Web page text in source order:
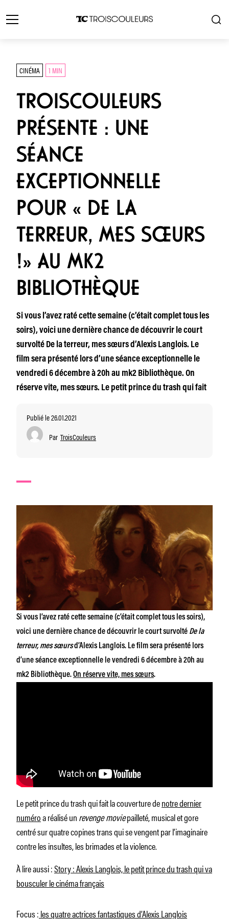
CINÉMA 1 MIN
TROISCOULEURS
PRÉSENTE : UNE
SÉANCE
EXCEPTIONNELLE
POUR « DE LA
TERREUR, MES SŒURS
!» AU MK2
BIBLIOTHÈQUE
Si vous l’avez raté cette semaine (c’était complet tous les
soirs), voici une dernière chance de découvrir le court
survolté De la terreur, mes sœurs d’Alexis Langlois. Le
film sera présenté lors d’une séance exceptionnelle le
vendredi 6 décembre à 20h au mk2 Bibliothèque. On
réserve vite, mes sœurs. Le petit prince du trash qui fait
Publié le 26.01.2021
Par TroisCouleurs
Si vous l’avez raté cette semaine (c’était complet tous les soirs),
voici une dernière chance de découvrir le court survolté De la
terreur, mes sœursd’Alexis Langlois. Le film sera présenté lors
d’une séance exceptionnelle le vendredi 6 décembre à 20h au
mk2 Bibliothèque.On réserve vite, mes sœurs.
Le petit prince du trash qui fait la couverture denotre dernier
numéroa réalisé unrevenge moviepailleté, musical et gore
centré sur quatre copines trans qui se vengent par l’imaginaire
contre les insultes, les brimades et la violence.
À lire aussi :Story : Alexis Langlois, le petit prince du trash qui va
bousculer le cinéma français
Focus :les quatre actrices fantastiques d’Alexis Langlois